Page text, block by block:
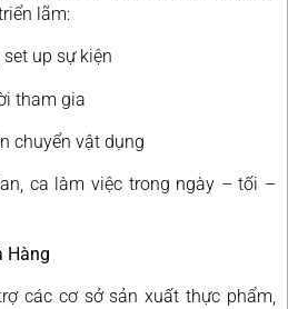
lãm:
up sự kiện
tham gia
chuyển vật dụng
ca làm việc trong ngày – tối –
Hàng
các cơ sở sản xuất thực phẩm,